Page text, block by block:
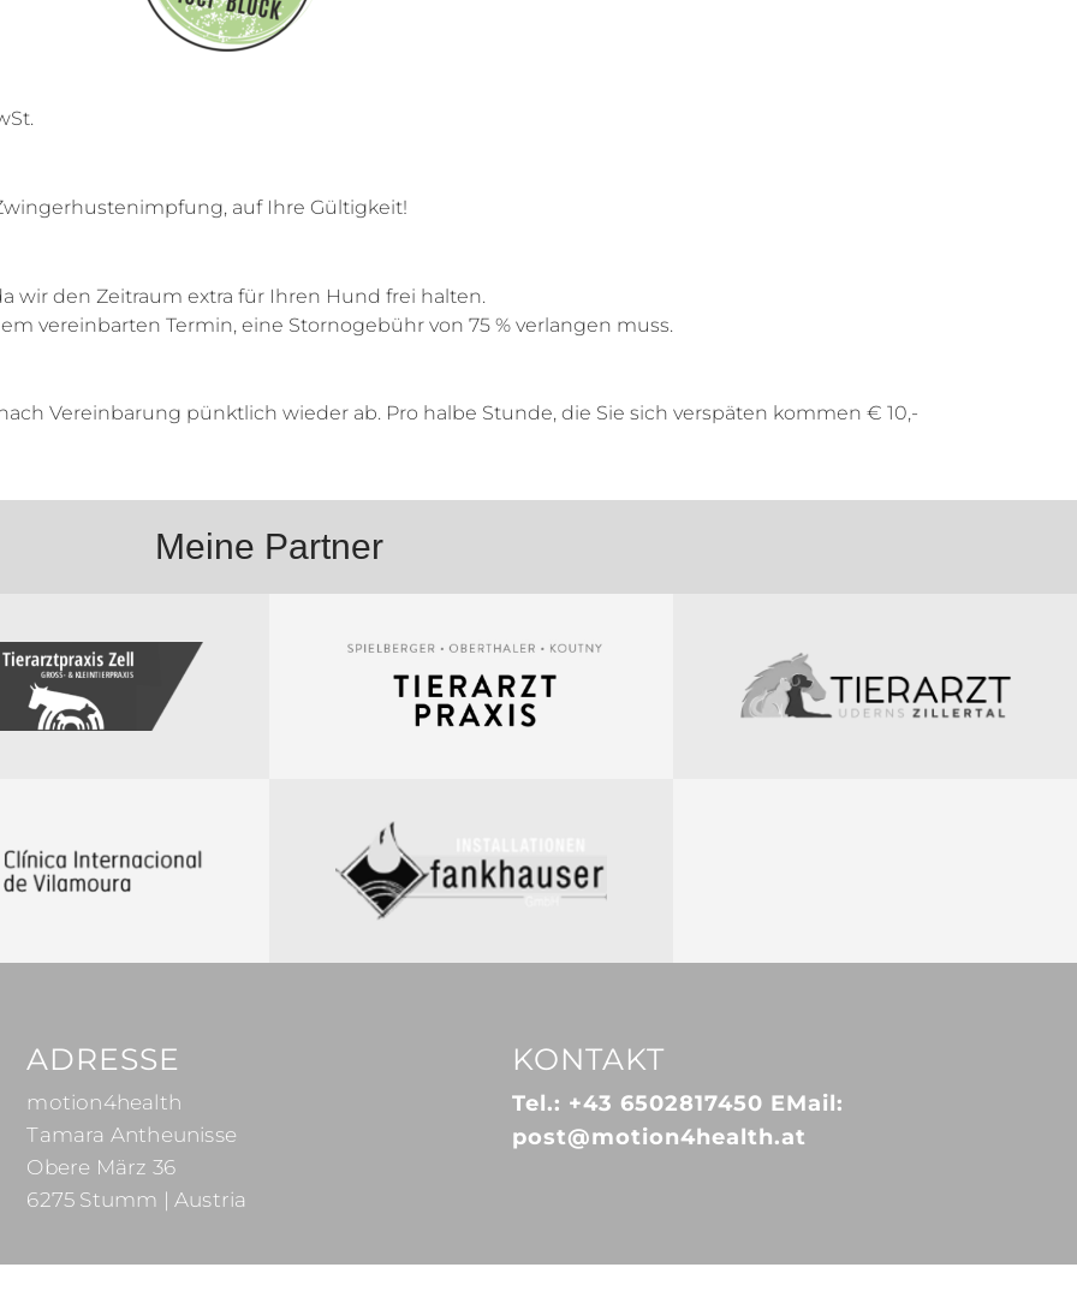
auf Ihre Gültigkeit!
wir den Zeitraum extra für Ihren Hund frei halten.
vereinbarten Termin, eine Stornogebühr von 75 % verlangen muss.
Vereinbarung pünktlich wieder ab. Pro halbe Stunde, die Sie sich verspäten kommen € 10,-
Meine Partner
ADRESSE
motion4health
Tamara Antheunisse
Obere März 36
6275 Stumm | Austria
KONTAKT
Tel.: +43 6502817450 EMail:
post@motion4health.at